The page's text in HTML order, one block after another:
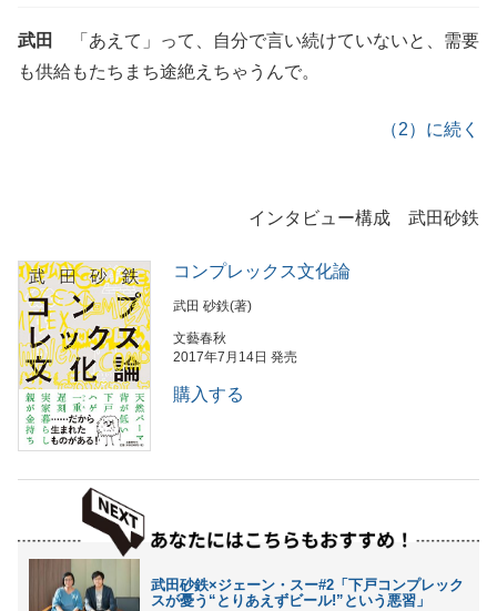
武田
「あえて」って、自分で言い続けていないと、需要
も供給もたちまち途絶えちゃうんで。
（2）に続く
インタビュー構成 武田砂鉄
コンプレックス文化論
武田 砂鉄(著)
文藝春秋
2017年7月14日 発売
購入する
武田砂鉄×ジェーン・スー#2「下戸コンプレック
スが憂う“とりあえずビール!”という悪習」